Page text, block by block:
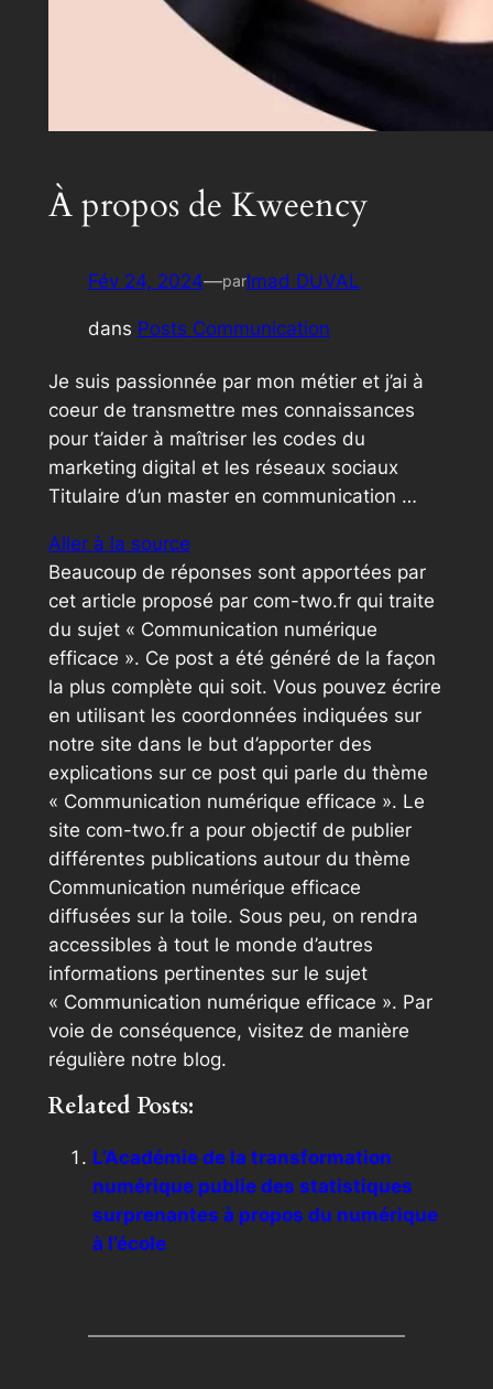
À propos de Kweency
Fév 24, 2024—parImad DUVAL
dans Posts Communication
Je suis passionnée par mon métier et j’ai à
coeur de transmettre mes connaissances
pour t’aider à maîtriser les codes du
marketing digital et les réseaux sociaux
Titulaire d’un master en communication …
Aller à la source
Beaucoup de réponses sont apportées par
cet article proposé par com-two.fr qui traite
du sujet « Communication numérique
efficace ». Ce post a été généré de la façon
la plus complète qui soit. Vous pouvez écrire
en utilisant les coordonnées indiquées sur
notre site dans le but d’apporter des
explications sur ce post qui parle du thème
« Communication numérique efficace ». Le
site com-two.fr a pour objectif de publier
différentes publications autour du thème
Communication numérique efficace
diffusées sur la toile. Sous peu, on rendra
accessibles à tout le monde d’autres
informations pertinentes sur le sujet
« Communication numérique efficace ». Par
voie de conséquence, visitez de manière
régulière notre blog.
Related Posts:
L’Académie de la transformation
numérique publie des statistiques
surprenantes à propos du numérique
à l’école